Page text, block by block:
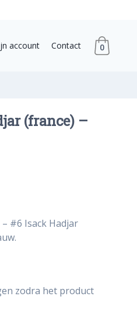
account Contact 0
(france) –
– #6 Isack Hadjar
zodra het product